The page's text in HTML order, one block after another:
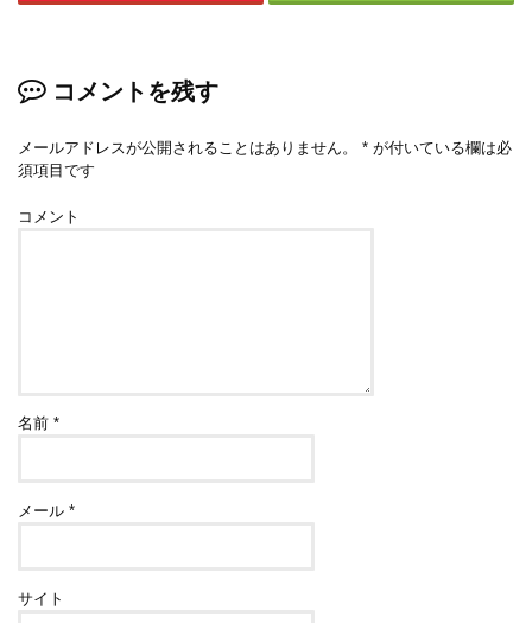
コメントを残す
メールアドレスが公開されることはありません。 * が付いている欄は必
須項目です
コメント
名前*
メール*
サイト